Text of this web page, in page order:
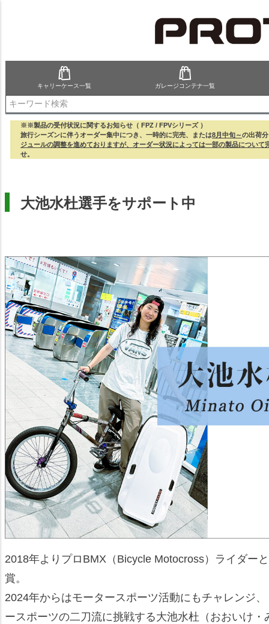
キャリーケース一覧 ガレージコンテナ一覧
※※製品の受付状況に関するお知らせ（ FPZ / FPVシリーズ ）
旅行シーズンに伴うオーダー集中につき、一時的に完売、または8月中旬～の出荷
ジュールの調整を進めておりますが、オーダー状況によっては一部の製品について
せ。
大池水杜選手をサポート中
2018年よりプロBMX（Bicycle Motocross）ライダー
賞。
2024年からはモータースポーツ活動にもチャレンジ
ースポーツの二刀流に挑戦する大池水杜（おおいけ・